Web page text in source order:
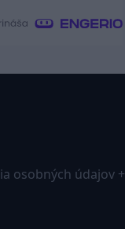
osobných údajov +